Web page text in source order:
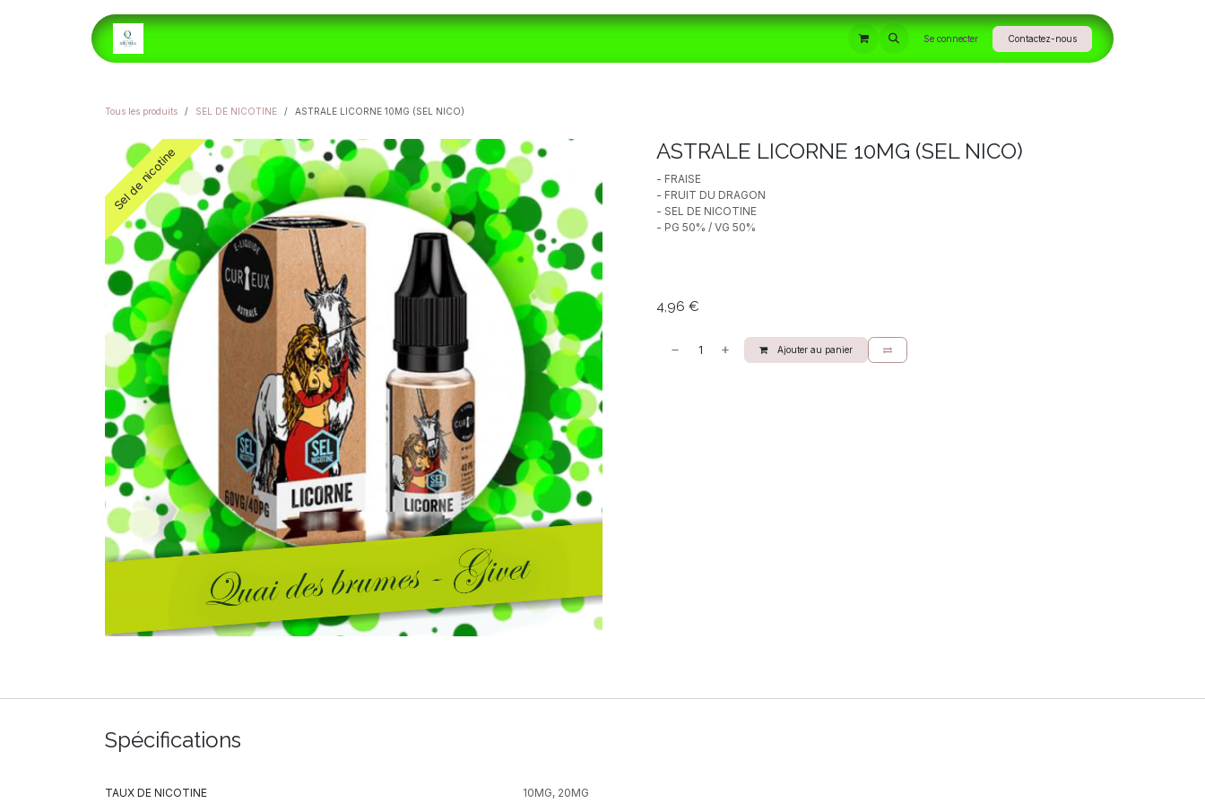
INFORMATIONS Se connecter Contactez-nous
Tous les produits SEL DE NICOTINE ASTRALE LICORNE 10MG (SEL NICO)
Sel de nicotine ASTRALE LICORNE 10MG (SEL NICO)
- FRAISE
- FRUIT DU DRAGON
- SEL DE NICOTINE
- PG 50% / VG 50%
4,96 €
Ajouter au panier
Spécifications
TAUX DE NICOTINE 10MG, 20MG